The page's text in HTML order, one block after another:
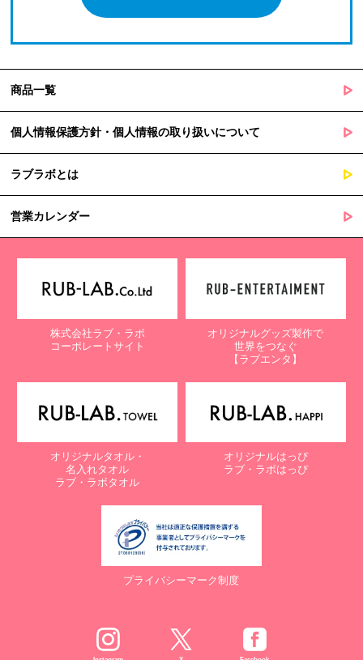
商品一覧
個人情報保護方針・個人情報の取り扱いについて
ラブラボとは
営業カレンダー
株式会社ラブ・ラボ
コーポレートサイト
オリジナルグッズ製作で
世界をつなぐ
【ラブエンタ】
オリジナルタオル・
名入れタオル
ラブ・ラボタオル
オリジナルはっぴ
ラブ・ラボはっぴ
プライバシーマーク制度